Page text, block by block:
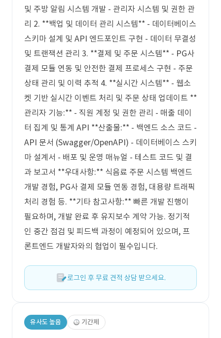
및 주방 알림 시스템 개발 - 관리자 시스템 및 권한 관
리 2. **백업 및 데이터 관리 시스템** - 데이터베이스
스키마 설계 및 API 엔드포인트 구현 - 데이터 무결성
및 트랜잭션 관리 3. **결제 및 주문 시스템** - PG사
결제 모듈 연동 및 안전한 결제 프로세스 구현 - 주문
상태 관리 및 이력 추적 4. **실시간 시스템** - 웹소
켓 기반 실시간 이벤트 처리 및 주문 상태 업데이트 **
관리자 기능:** - 직원 계정 및 권한 관리 - 매출 데이
터 집계 및 통계 API **산출물:** - 백엔드 소스 코드 -
API 문서 (Swagger/OpenAPI) - 데이터베이스 스키
마 설계서 - 배포 및 운영 매뉴얼 - 테스트 코드 및 결
과 보고서 **우대사항:** 식음료 주문 시스템 백엔드
개발 경험, PG사 결제 모듈 연동 경험, 대용량 트래픽
처리 경험 등. **기타 참고사항:** 빠른 개발 진행이
필요하며, 개발 완료 후 유지보수 계약 가능. 정기적
인 중간 점검 및 피드백 과정이 예정되어 있으며, 프
론트엔드 개발자와의 협업이 필수입니다.
로그인 후 무료 견적 상담 받으세요.
유사도 높음 기간제